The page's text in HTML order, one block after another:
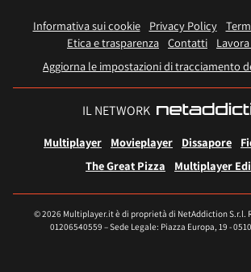
Informativa sui cookie Privacy Policy
Etica e trasparenza Contatti
Aggiorna le impostazioni di tracciamento
IL NETWORK
Multiplayer Movieplayer Dissapore
The Great Pizza
Multiplayer
© 2026 Multiplayer.it è di proprietà di NetAddiction S.r.l.
01206540559 – Sede Legale: Piazza Europa, 19 -